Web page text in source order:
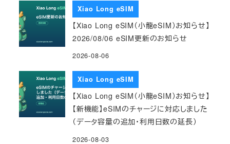
Xiao Long eSIM
【Xiao Long eSIM（小龍eSIM）お知らせ】
2026/08/06 eSIM更新のお知らせ
2026-08-06
Xiao Long eSIM
【Xiao Long eSIM（小龍eSIM）お知らせ】
【新機能】eSIMのチャージに対応しました
（データ容量の追加・利用日数の延長）
2026-08-03